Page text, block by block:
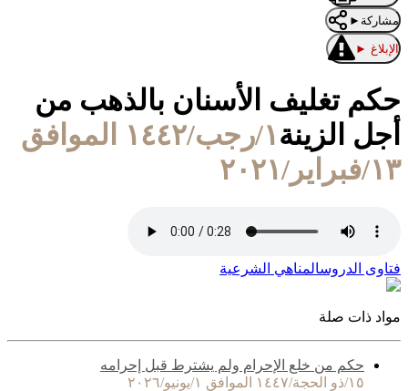
مشاركة ►
الإبلاغ ►
حكم تغليف الأسنان بالذهب من
أجل الزينة
١/رجب/١٤٤٢ الموافق
١٣/فبراير/٢٠٢١
فتاوى الدروسالمناهي الشرعية
مواد ذات صلة
حكم من خلع الإحرام ولم يشترط قبل إحرامه
١٥/ذو الحجة/١٤٤٧ الموافق ١/يونيو/٢٠٢٦